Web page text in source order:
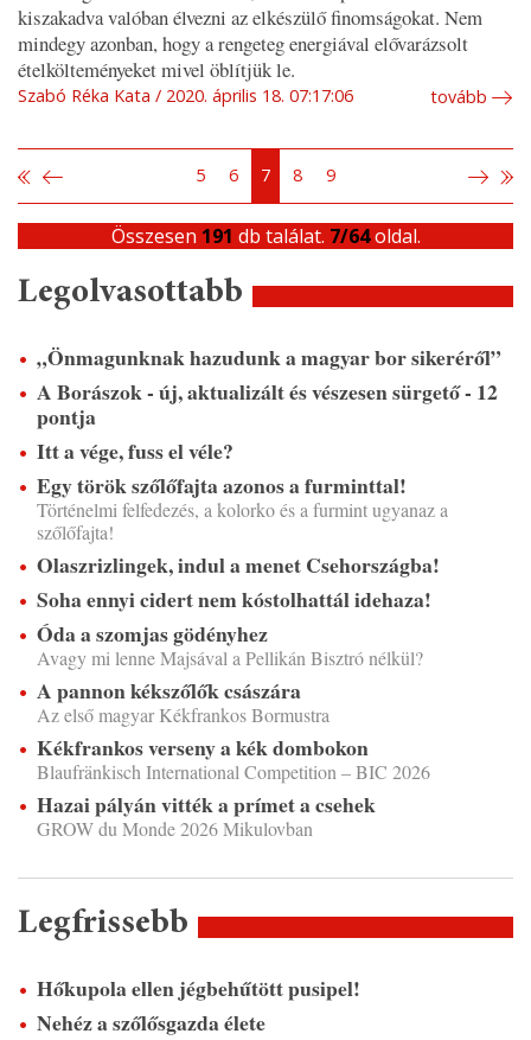
kiszakadva valóban élvezni az elkészülő finomságokat. Nem
mindegy azonban, hogy a rengeteg energiával elővarázsolt
ételkölteményeket mivel öblítjük le.
Szabó Réka Kata 2020. április 18. 07:17:06 tovább
5 6 7 8 9
Összesen 191 db találat. 7/64oldal.
Legolvasottabb
„Önmagunknak hazudunk a magyar bor sikeréről”
A Borászok - új, aktualizált és vészesen sürgető - 12
pontja
Itt a vége, fuss el véle?
Egy török szőlőfajta azonos a furminttal!
Történelmi felfedezés, a kolorko és a furmint ugyanaz a
szőlőfajta!
Olaszrizlingek, indul a menet Csehországba!
Soha ennyi cidert nem kóstolhattál idehaza!
Óda a szomjas gödényhez
Avagy mi lenne Majsával a Pellikán Bisztró nélkül?
A pannon kékszőlők császára
Az első magyar Kékfrankos Bormustra
Kékfrankos verseny a kék dombokon
Blaufränkisch International Competition – BIC 2026
Hazai pályán vitték a prímet a csehek
GROW du Monde 2026 Mikulovban
Legfrissebb
Hőkupola ellen jégbehűtött pusipel!
Nehéz a szőlősgazda élete